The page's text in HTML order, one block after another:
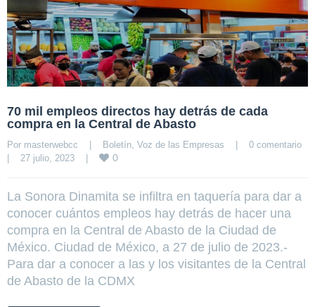
70 mil empleos directos hay detrás de cada
compra en la Central de Abasto
Por masterwebcc | Boletín Voz de las Empresas |
0 comentario
|
27 julio, 2023 | 0
La Sonora Dinamita se infiltra en taquería para dar a
conocer cuántos empleos hay detrás de hacer una
compra en la Central de Abasto de la Ciudad de
México. Ciudad de México, a 27 de julio de 2023.-
Para dar a conocer a las y los visitantes de la Central
de Abasto de la CDMX